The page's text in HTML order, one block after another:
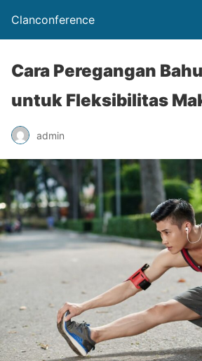
Clanconference
Cara Peregangan
untuk Fleksibilitas
admin